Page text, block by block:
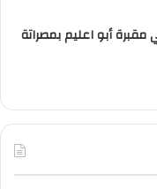
أبو اعليم بمصراتة